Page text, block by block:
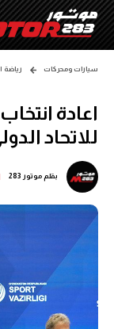
سيارات ومحركات رياضة
اعادة
للاتحاد
بقلمموتور 283